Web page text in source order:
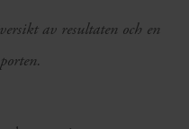
av resultaten och en